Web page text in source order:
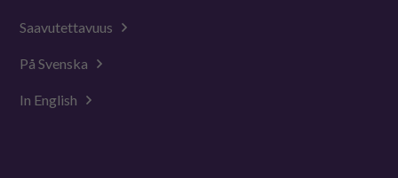
Saavutettavuus
På Svenska
In English